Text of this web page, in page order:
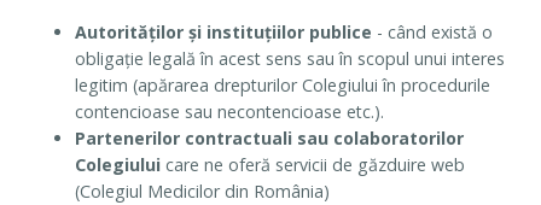
Autorităților și instituțiilor publice - când există o
obligație legală în acest sens sau în scopul unui interes
legitim (apărarea drepturilor Colegiului în procedurile
contencioase sau necontencioase etc.).
Partenerilor contractuali sau colaboratorilor
Colegiului care ne oferă servicii de găzduire web
(Colegiul Medicilor din România)